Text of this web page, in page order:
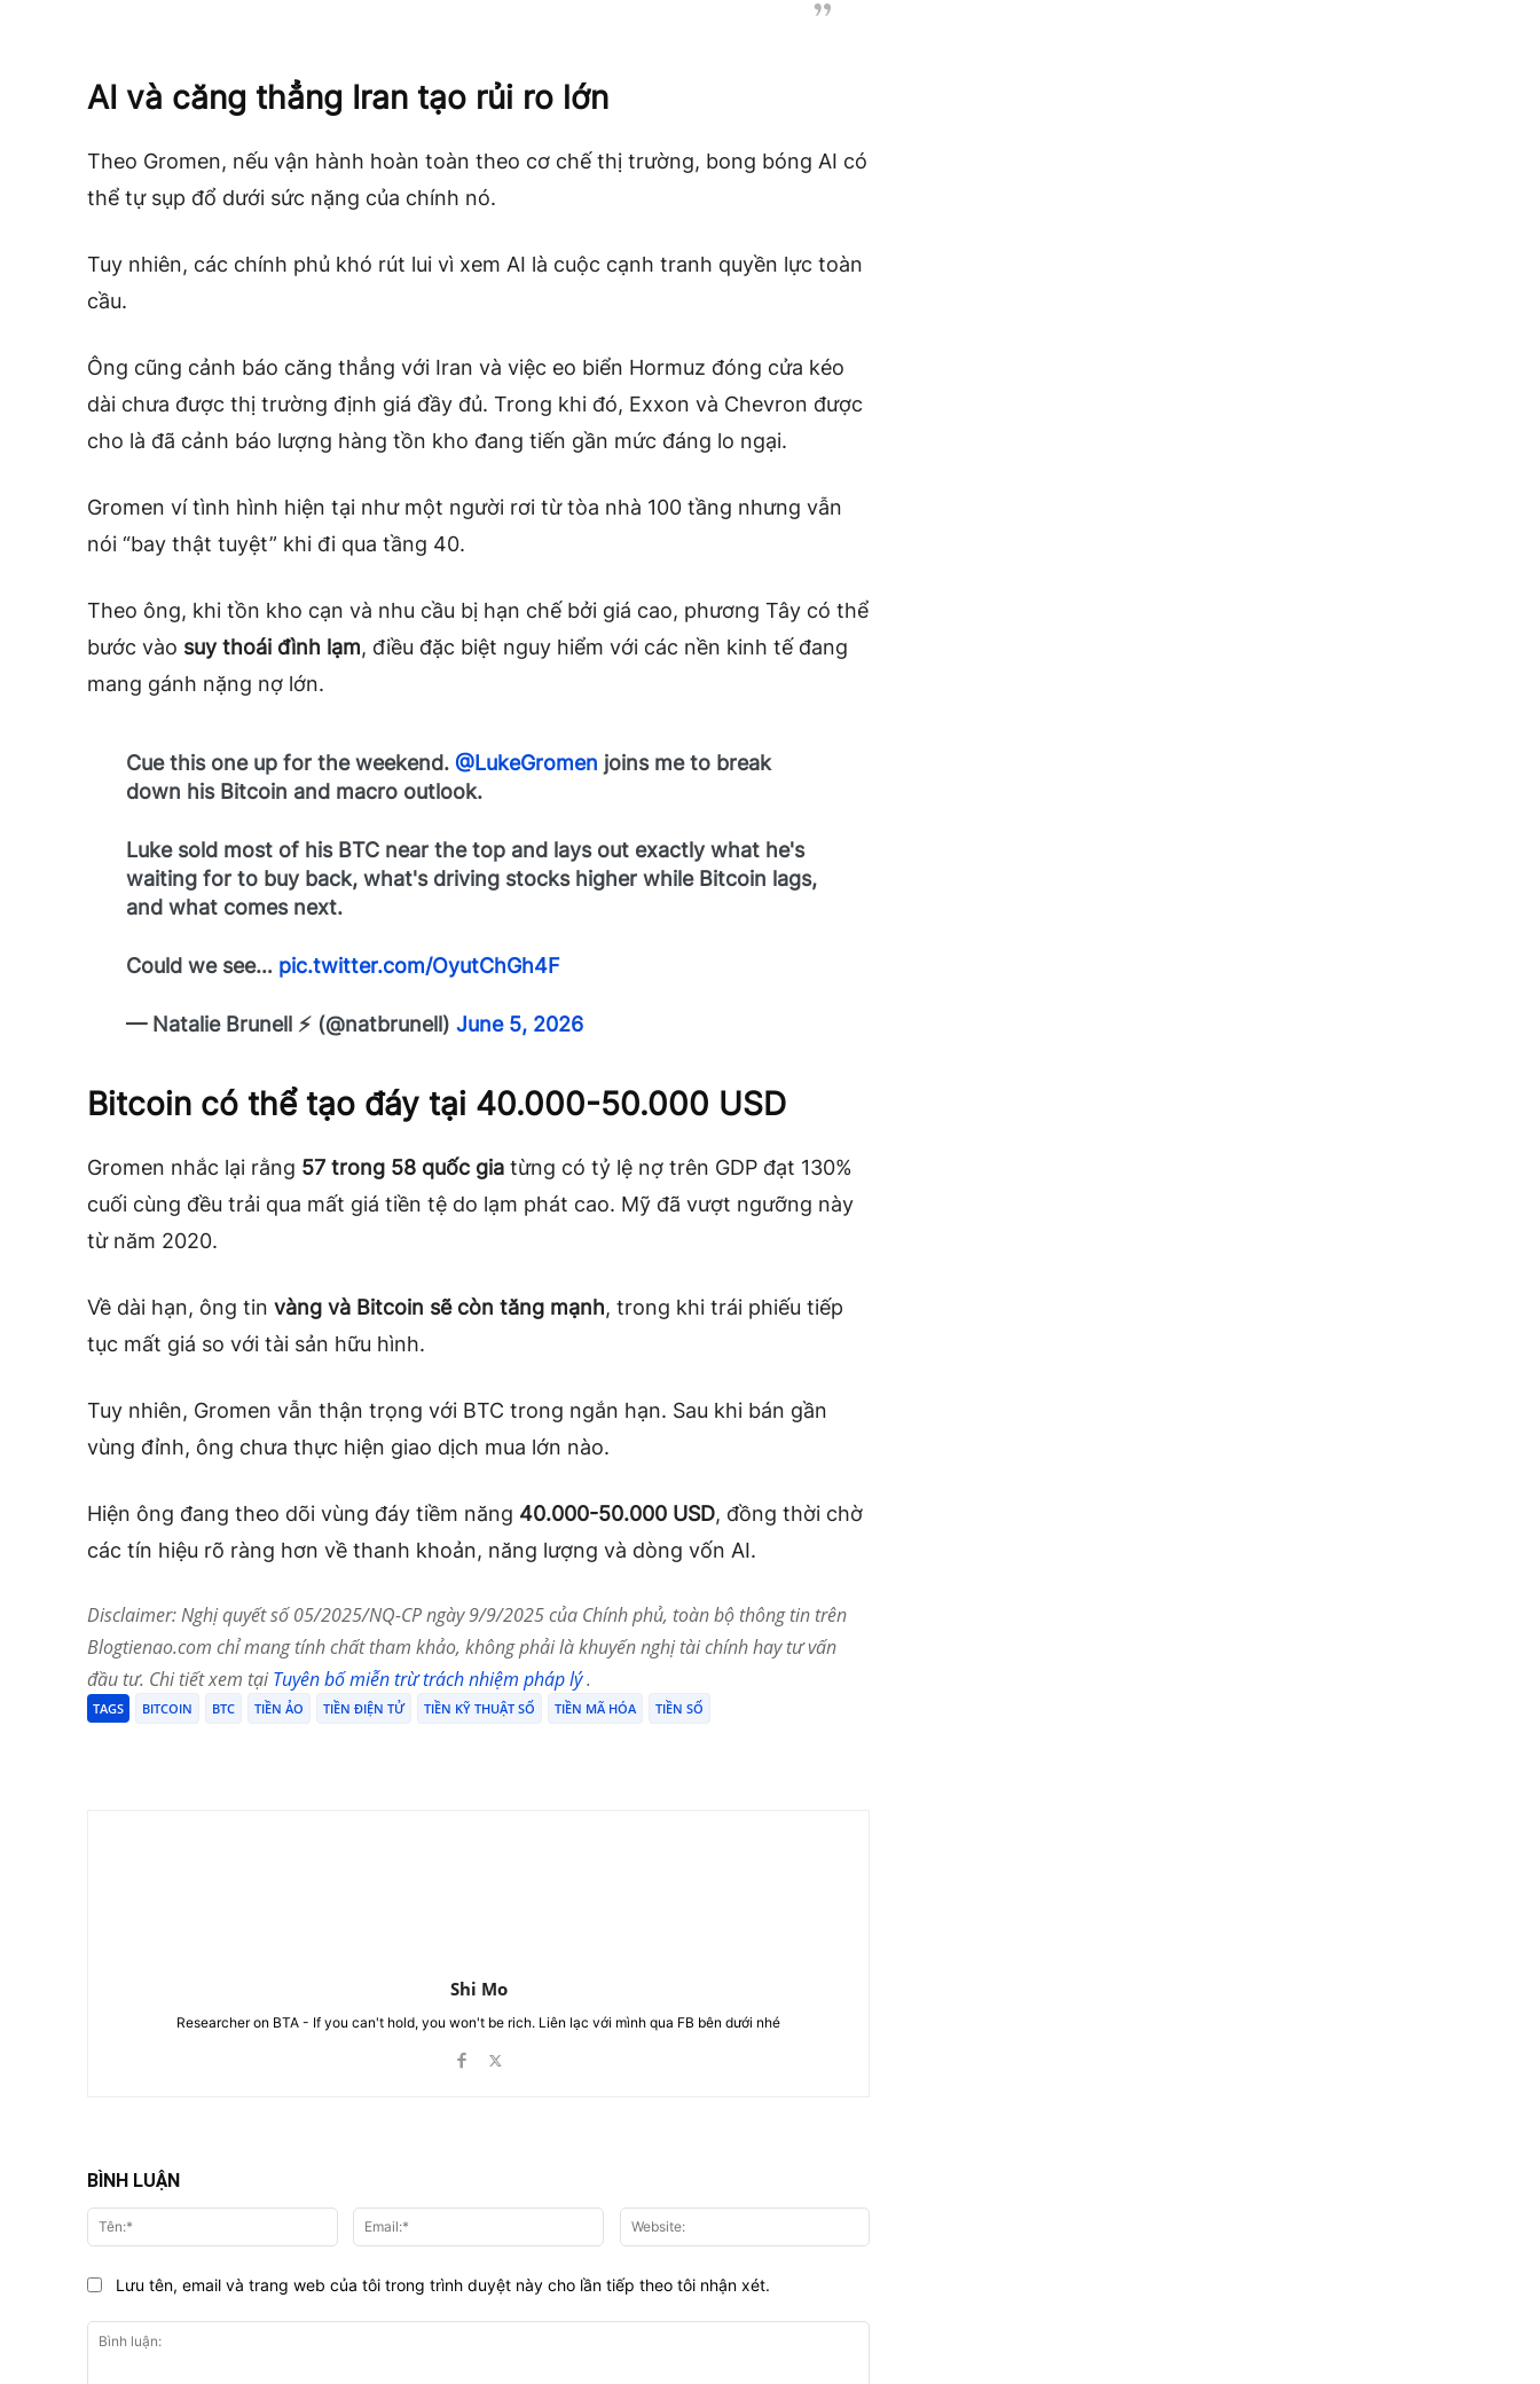
AI và căng thẳng Iran tạo rủi ro lớn
Theo Gromen, nếu vận hành hoàn toàn theo cơ chế thị trường, bong bóng AI có
thể tự sụp đổ dưới sức nặng của chính nó.
Tuy nhiên, các chính phủ khó rút lui vì xem AI là cuộc cạnh tranh quyền lực toàn
cầu.
Ông cũng cảnh báo căng thẳng với Iran và việc eo biển Hormuz đóng cửa kéo
dài chưa được thị trường định giá đầy đủ. Trong khi đó, Exxon và Chevron được
cho là đã cảnh báo lượng hàng tồn kho đang tiến gần mức đáng lo ngại.
Gromen ví tình hình hiện tại như một người rơi từ tòa nhà 100 tầng nhưng vẫn
nói “bay thật tuyệt” khi đi qua tầng 40.
Theo ông, khi tồn kho cạn và nhu cầu bị hạn chế bởi giá cao, phương Tây có thể
bước vào suy thoái đình lạm, điều đặc biệt nguy hiểm với các nền kinh tế đang
mang gánh nặng nợ lớn.
Cue this one up for the weekend. @LukeGromen joins me to break
down his Bitcoin and macro outlook.
Luke sold most of his BTC near the top and lays out exactly what he's
waiting for to buy back, what's driving stocks higher while Bitcoin lags,
and what comes next.
Could we see… pic.twitter.com/OyutChGh4F
— Natalie Brunell ⚡️ (@natbrunell)June 5, 2026
Bitcoin có thể tạo đáy tại 40.000-50.000 USD
Gromen nhắc lại rằng 57 trong 58 quốc gia từng có tỷ lệ nợ trên GDP đạt 130%
cuối cùng đều trải qua mất giá tiền tệ do lạm phát cao. Mỹ đã vượt ngưỡng này
từ năm 2020.
Về dài hạn, ông tin vàng và Bitcoin sẽ còn tăng mạnh, trong khi trái phiếu tiếp
tục mất giá so với tài sản hữu hình.
Tuy nhiên, Gromen vẫn thận trọng với BTC trong ngắn hạn. Sau khi bán gần
vùng đỉnh, ông chưa thực hiện giao dịch mua lớn nào.
Hiện ông đang theo dõi vùng đáy tiềm năng 40.000-50.000 USD, đồng thời chờ
các tín hiệu rõ ràng hơn về thanh khoản, năng lượng và dòng vốn AI.
Disclaimer: Nghị quyết số 05/2025/NQ-CP ngày 9/9/2025 của Chính phủ, toàn bộ thông tin trên
Blogtienao.com chỉ mang tính chất tham khảo, không phải là khuyến nghị tài chính hay tư vấn
đầu tư. Chi tiết xem tạiTuyên bố miễn trừ trách nhiệm pháp lý.
TAGS BITCOIN BTC TIỀN ẢO TIỀN ĐIỆN TỬ TIỀN KỸ THUẬT SỐ TIỀN MÃ HÓA TIỀN SỐ
Shi Mo
Researcher on BTA - If you can't hold, you won't be rich. Liên lạc với mình qua FB bên dưới nhé
BÌNH LUẬN
Tên:* Email:*
Lưu tên, email và trang web của tôi trong trình duyệt này cho lần tiếp theo tôi nhận xét.